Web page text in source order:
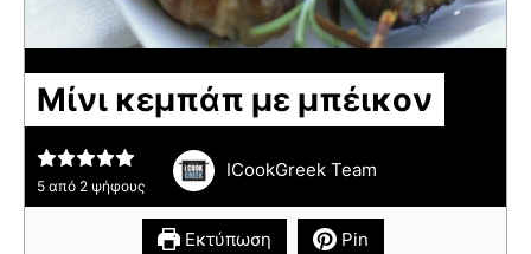
Μίνι κεμπάπ με μπέικον
5 από 2 ψήφους
ICookGreek Team
Εκτύπωση
Pin